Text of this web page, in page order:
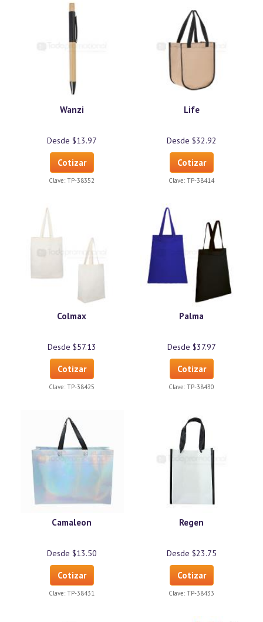
Wanzi
Desde $13.97
Cotizar
Clave: TP-38352
Life
Desde $32.92
Cotizar
Clave: TP-38414
Colmax
Desde $57.13
Cotizar
Clave: TP-38425
Palma
Desde $37.97
Cotizar
Clave: TP-38430
Camaleon
Desde $13.50
Cotizar
Clave: TP-38431
Regen
Desde $23.75
Cotizar
Clave: TP-38433